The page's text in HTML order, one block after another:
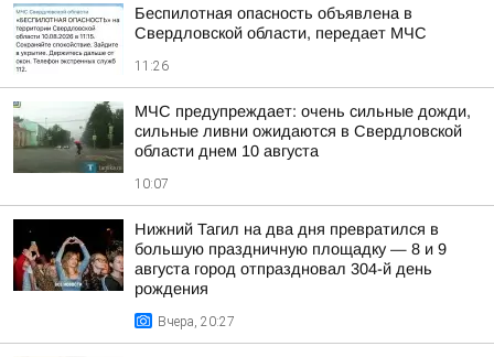
Беспилотная опасность объявлена в
Свердловской области, передает МЧС
11:26
МЧС предупреждает: очень сильные дожди,
сильные ливни ожидаются в Свердловской
области днем 10 августа
10:07
Нижний Тагил на два дня превратился в
большую праздничную площадку — 8 и 9
августа город отпраздновал 304-й день
рождения
Вчера, 20:27